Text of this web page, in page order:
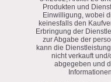
Produkten und
Einwilligung, wobei
keinesfalls den
Erbringung der
zur Abgabe der
kann die
nicht verkauft
abgegeben und